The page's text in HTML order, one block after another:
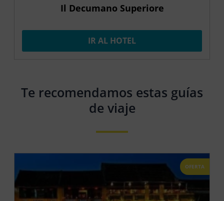
Il Decumano Superiore
IR AL HOTEL
Te recomendamos estas guías
de viaje
OFERTA